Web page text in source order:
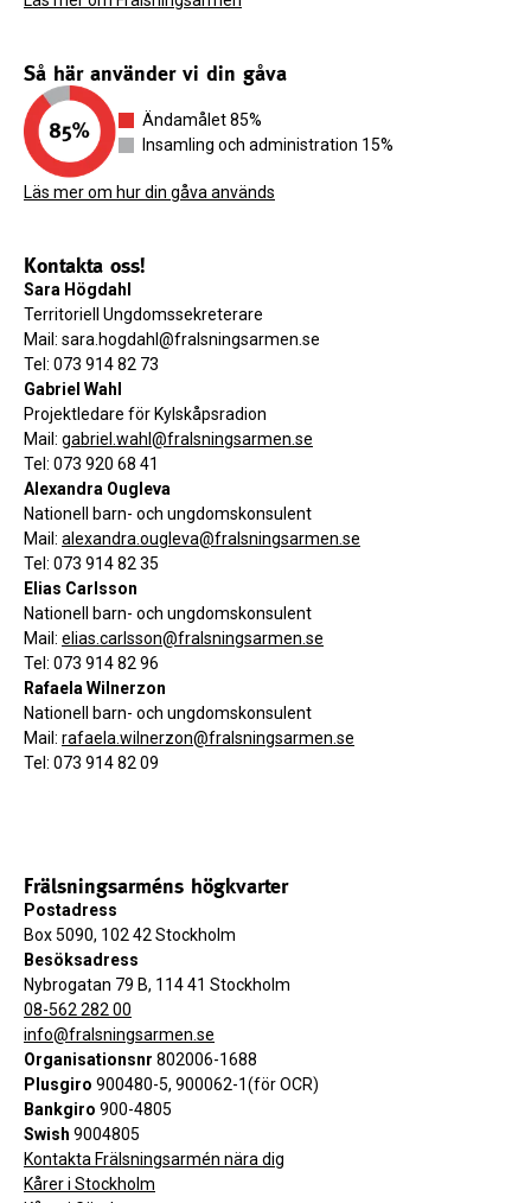
Så här använder vi din gåva
Ändamålet 85%
Insamling och administration 15%
Läs mer om hur din gåva används
Kontakta oss!
Sara Högdahl
Territoriell Ungdomssekreterare
Mail: sara.hogdahl@fralsningsarmen.se
Tel: 073 914 82 73
Gabriel Wahl
Projektledare för Kylskåpsradion
Mail: gabriel.wahl@fralsningsarmen.se
Tel: 073 920 68 41
Alexandra Ougleva
Nationell barn- och ungdomskonsulent
Mail: alexandra.ougleva@fralsningsarmen.se
Tel: 073 914 82 35
Elias Carlsson
Nationell barn- och ungdomskonsulent
Mail: elias.carlsson@fralsningsarmen.se
Tel: 073 914 82 96
Rafaela Wilnerzon
Nationell barn- och ungdomskonsulent
Mail: rafaela.wilnerzon@fralsningsarmen.se
Tel: 073 914 82 09
Frälsningsarméns högkvarter
Postadress
Box 5090, 102 42 Stockholm
Besöksadress
Nybrogatan 79 B, 114 41 Stockholm
08-562 282 00
info@fralsningsarmen.se
Organisationsnr 802006-1688
Plusgiro 900480-5, 900062-1(för OCR)
Bankgiro 900-4805
Swish 9004805
Kontakta Frälsningsarmén nära dig
Kårer i Stockholm